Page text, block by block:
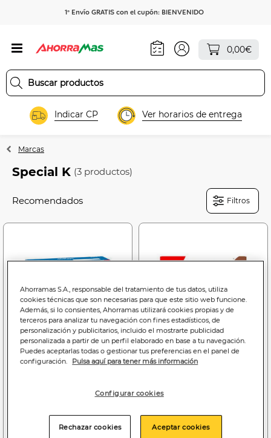
1º Envío GRATIS con el cupón: BIENVENIDO
0,00€
Indicar CP Ver horarios de entrega
Marcas
Special K (3 productos)
Filtros
Ahorramas S.A., responsable del tratamiento de tus datos, utiliza
cookies técnicas que son necesarias para que este sitio web funcione.
Además, si lo consientes, Ahorramas utilizará cookies propias y de
terceros para analizar tu navegación con fines estadísticos, de
personalización y publicitarios, incluido el mostrarte publicidad
personalizada a partir de un perfil elaborado en base a tu navegación.
Puedes aceptarlas todas o gestionar tus preferencias en el panel de
configuración.
Pulsa aquí para tener más información
Configurar cookies
Rechazar cookies Aceptar cookies